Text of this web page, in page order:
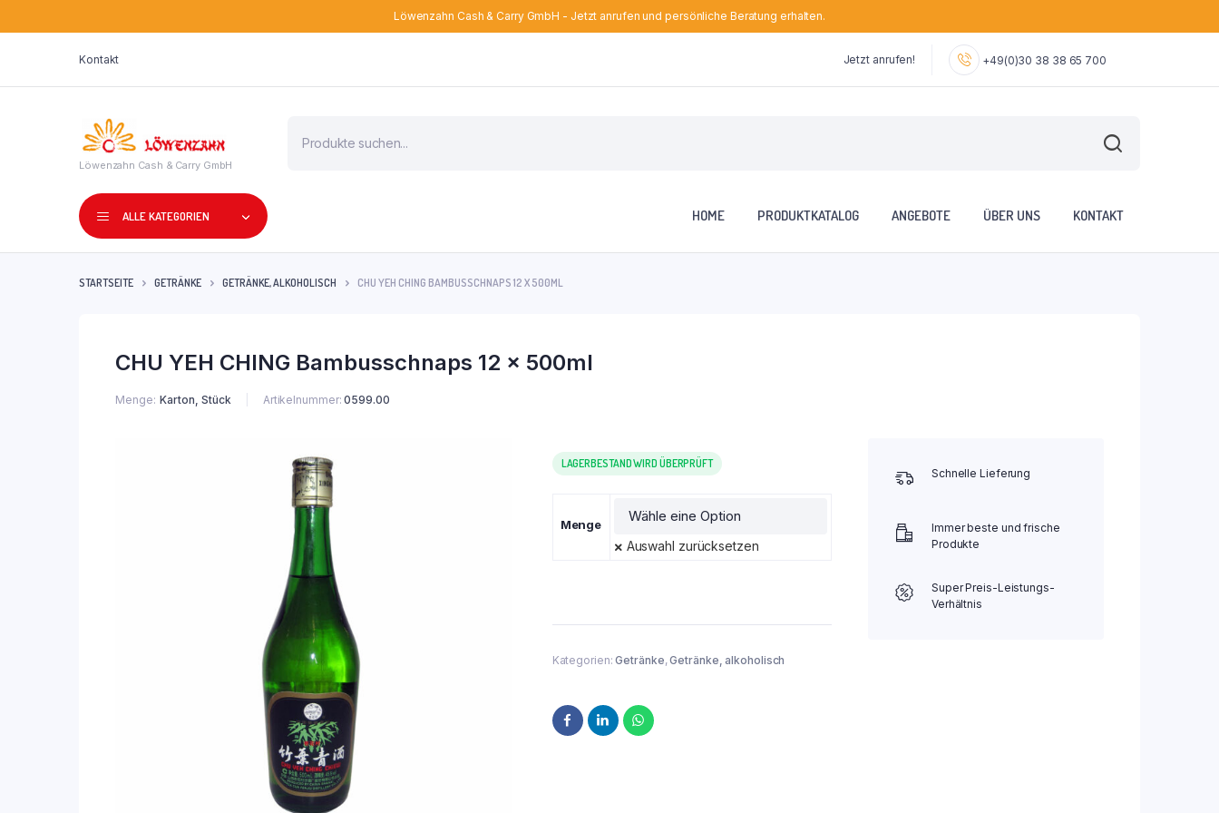
Löwenzahn Cash & Carry GmbH - Jetzt anrufen und persönliche Beratung erhalten.
Kontakt Jetzt anrufen! +49(0)30 38 38 65 700
Löwenzahn Cash & Carry GmbH
search
ALLE KATEGORIEN HOME PRODUKTKATALOG ANGEBOTE ÜBER UNS KONTAKT
STARTSEITE GETRÄNKE GETRÄNKE, ALKOHOLISCH CHU YEH CHING BAMBUSSCHNAPS 12 X 500ML
CHU YEH CHING Bambusschnaps 12 x 500ml
Menge Karton, Stück Artikelnummer: 0599.00
LAGERBESTAND WIRD ÜBERPRÜFT
Menge
Auswahl zurücksetzen
Kategorien:Getränke,Getränke, alkoholisch
Schnelle Lieferung
Immer beste und frische
Produkte
Super Preis-Leistungs-
Verhältnis